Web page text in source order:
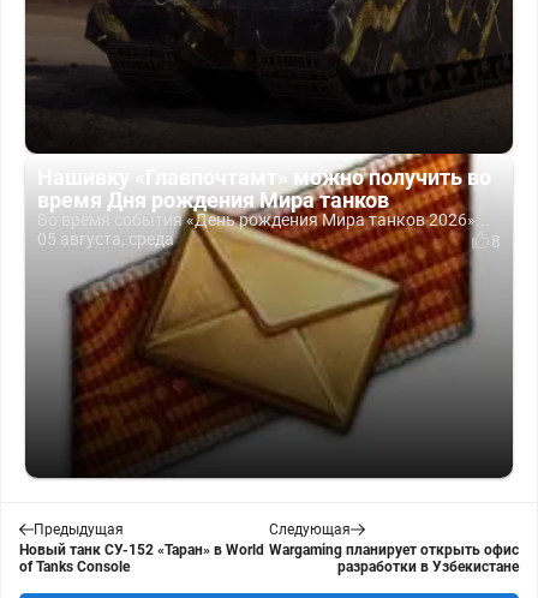
Нашивку «Главпочтамт» можно получить во
время Дня рождения Мира танков
Во время события «День рождения Мира танков 2026»...
05 августа, среда
8
Предыдущая
Новый танк СУ-152 «Таран» в World
of Tanks Console
Следующая
Wargaming планирует открыть офис
разработки в Узбекистане